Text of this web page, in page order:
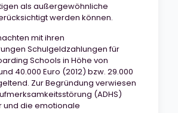
als außergewöhnliche
werden können.
mit ihren
Schulgeldzahlungen für
Schools in Höhe von
40.000 Euro (2012) bzw. 29.000
Zur Begründung verwiesen
(ADHS)
und die emotionale